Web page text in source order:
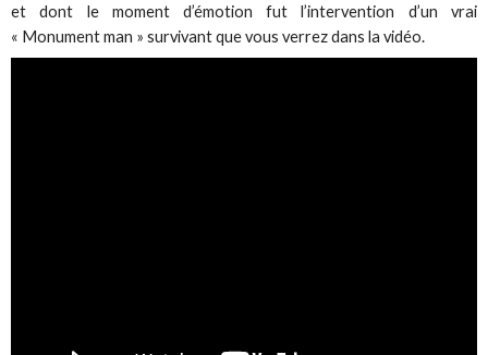
et dont le moment d’émotion fut l’intervention d’un vrai
« Monument man » survivant que vous verrez dans la vidéo.